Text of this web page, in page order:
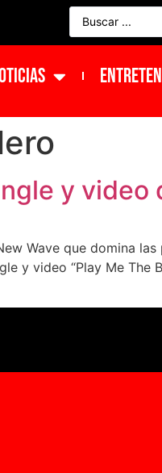
y
Wave que domina
y video “Play Me The